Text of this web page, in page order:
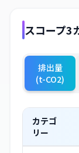
スコープ3
排出量
(t-CO2)
カテゴ
リー